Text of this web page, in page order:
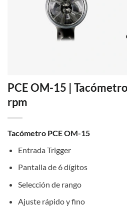
PCE OM-15 |
rpm
Tacómetro PCE OM-15
Entrada Trigger
Pantalla de 6 dígitos
Selección de rango
Ajuste rápido y fino